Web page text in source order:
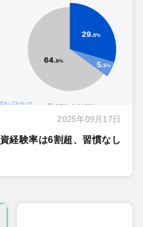
2025年09月17日
経験率は6割超、習慣なし